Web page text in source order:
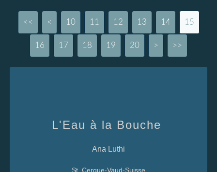
<< < 10 11 12 13 14 15
16 17 18 19 20 > >>
L'Eau à la Bouche
Ana Luthi
St. Cergue-Vaud-Suisse